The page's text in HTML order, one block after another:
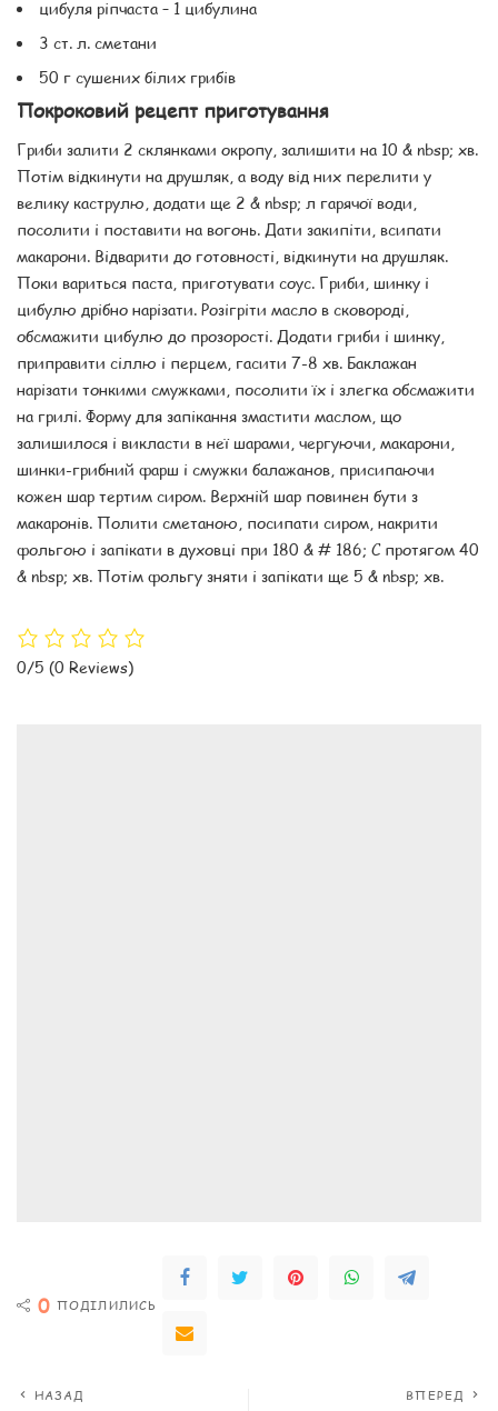
цибуля ріпчаста – 1 цибулина
3 ст. л. сметани
50 г сушених білих грибів
Покроковий рецепт приготування
Гриби залити 2 склянками окропу, залишити на 10 & nbsp; хв.
Потім відкинути на друшляк, а воду від них перелити у
велику каструлю, додати ще 2 & nbsp; л гарячої води,
посолити і поставити на вогонь. Дати закипіти, всипати
макарони. Відварити до готовності, відкинути на друшляк.
Поки вариться паста, приготувати соус. Гриби, шинку і
цибулю дрібно нарізати. Розігріти масло в сковороді,
обсмажити цибулю до прозорості. Додати гриби і шинку,
приправити сіллю і перцем, гасити 7-8 хв. Баклажан
нарізати тонкими смужками, посолити їх і злегка обсмажити
на грилі. Форму для запікання змастити маслом, що
залишилося і викласти в неї шарами, чергуючи, макарони,
шинки-грибний фарш і смужки балажанов, присипаючи
кожен шар тертим сиром. Верхній шар повинен бути з
макаронів. Полити сметаною, посипати сиром, накрити
фольгою і запікати в духовці при 180 & # 186; С протягом 40
& nbsp; хв. Потім фольгу зняти і запікати ще 5 & nbsp; хв.
0/5 (0 Reviews)
0 ПОДІЛИЛИСЬ
НАЗАД ВПЕРЕД